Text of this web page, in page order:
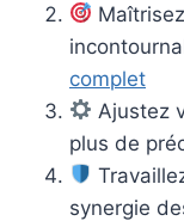
complet
Ajustez
plus de
synergie